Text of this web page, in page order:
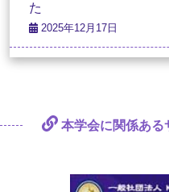
た
2025年12月17日
本学会に関係ある